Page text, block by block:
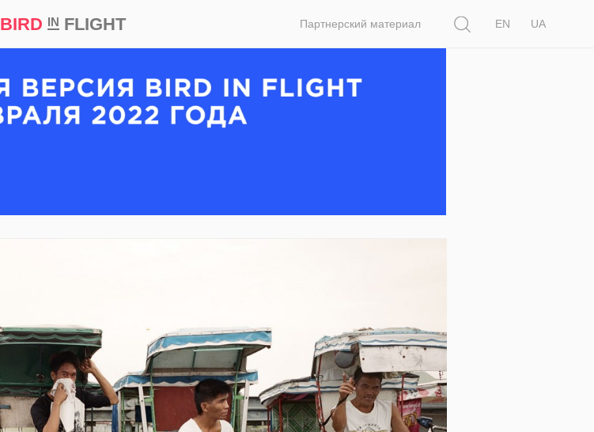
BIRD INFLIGHT Партнерский материал
EN
UA